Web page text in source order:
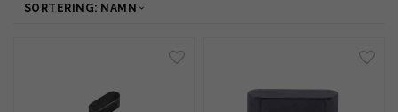
SORTERING: NAMN